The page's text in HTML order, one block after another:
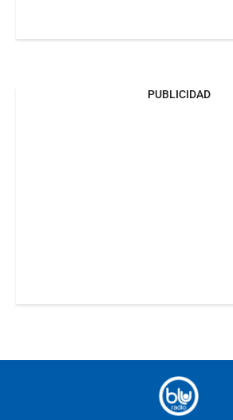
PUBLICIDAD